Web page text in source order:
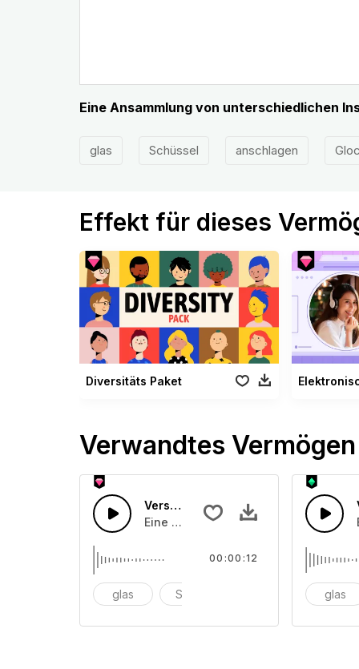
Eine Ansammlung von unterschiedlichen
glas Schüssel anschlagen
Effekt für dieses
Diversitäts Paket
Verwandtes Vermögen
Verschiedene Instrumente 37
Eine Ansammlung von
glas Schüssel
00:00:12
glas